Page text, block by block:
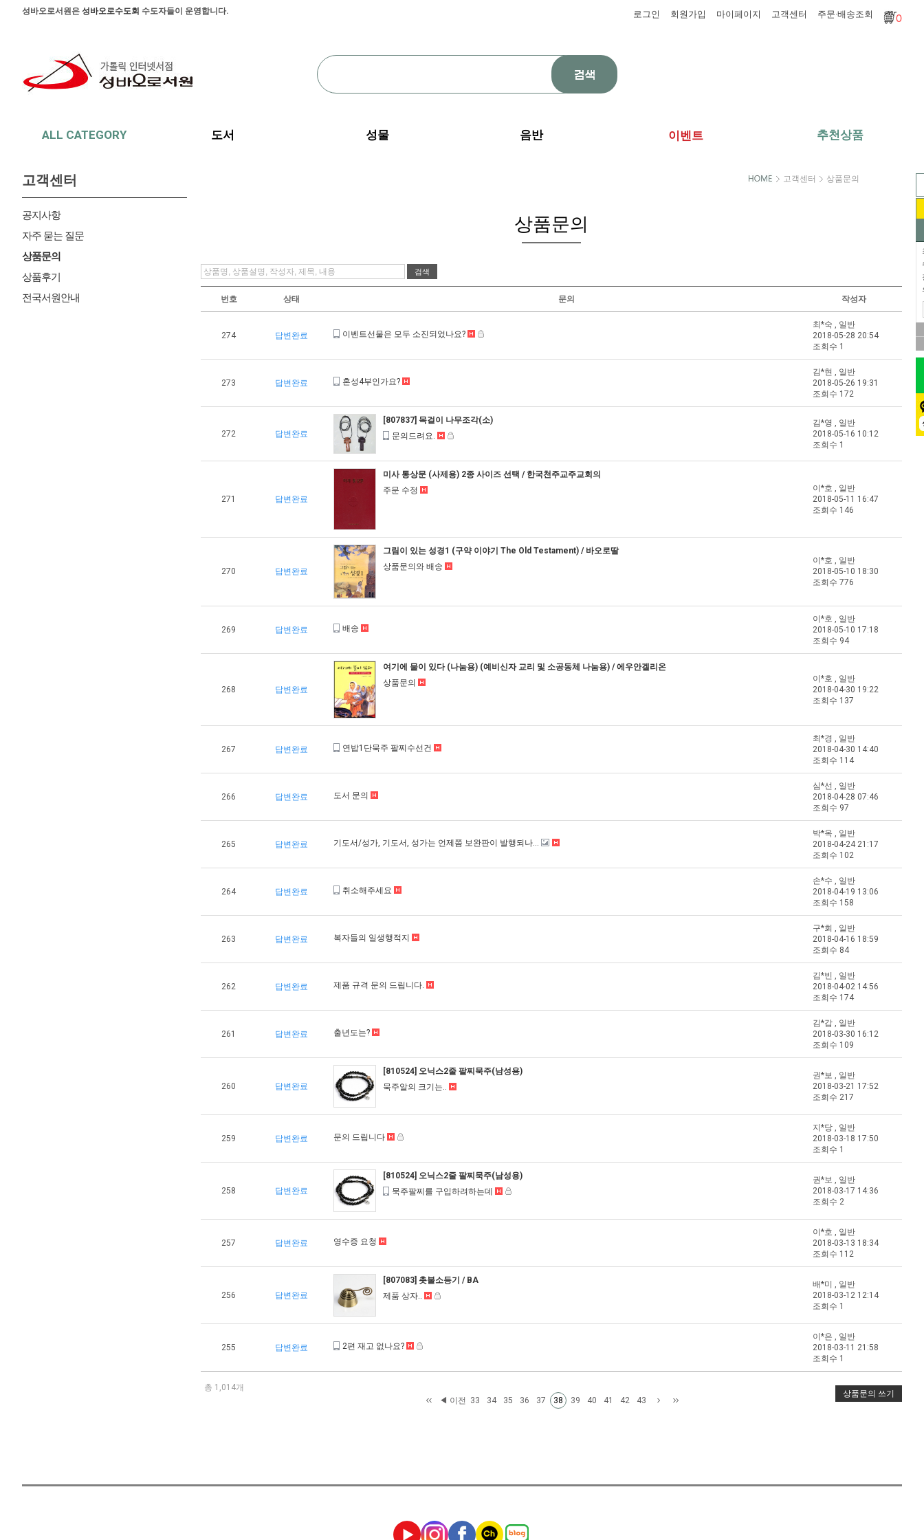
본문 바로가기
주메뉴 바로가기
사이드메뉴 바로가기
성바오로서원은 성바오로수도회 수도자들이 운영합니다. 로그인 회원가입 마이페이지 고객센터 주문·배송조회 0
ALL CATEGORY 도서 성물 음반 이벤트 추천상품
고객센터
공지사항
자주 묻는 질문
상품문의
상품후기
전국서원안내
고객센터 상품문의
상품문의
번호 상태 문의 작성자
274 답변완료 이벤트선물은 모두 소진되었나요?
최*숙 , 일반
2018-05-28 20:54
조회수 1
273 답변완료 혼성4부인가요?
김*현 , 일반
2018-05-26 19:31
조회수 172
272 답변완료
[807837] 목걸이 나무조각(소)
문의드려요.
김*영 , 일반
2018-05-16 10:12
조회수 1
271 답변완료
미사 통상문 (사제용) 2종 사이즈 선택 / 한국천주교주교회의
주문 수정
이*호 , 일반
2018-05-11 16:47
조회수 146
270 답변완료
그림이 있는 성경1 (구약 이야기 The Old Testament) / 바오로딸
상품문의와 배송
이*호 , 일반
2018-05-10 18:30
조회수 776
269 답변완료 배송
이*호 , 일반
2018-05-10 17:18
조회수 94
268 답변완료
여기에 물이 있다 (나눔용) (예비신자 교리 및 소공동체 나눔용) / 에우안겔리온
상품문의
이*호 , 일반
2018-04-30 19:22
조회수 137
267 답변완료 연밥1단묵주 팔찌수선건
최*경 , 일반
2018-04-30 14:40
조회수 114
266 답변완료 도서 문의
심*선 , 일반
2018-04-28 07:46
조회수 97
265 답변완료 기도서/성가, 기도서, 성가는 언제쯤 보완판이 발행되나...
박*옥 , 일반
2018-04-24 21:17
조회수 102
264 답변완료 취소해주세요
손*수 , 일반
2018-04-19 13:06
조회수 158
263 답변완료 복자들의 일생행적지
구*회 , 일반
2018-04-16 18:59
조회수 84
262 답변완료 제품 규격 문의 드립니다.
김*빈 , 일반
2018-04-02 14:56
조회수 174
261 답변완료 출년도는?
김*갑 , 일반
2018-03-30 16:12
조회수 109
260 답변완료
[810524] 오닉스2줄 팔찌묵주(남성용)
묵주알의 크기는..
권*보 , 일반
2018-03-21 17:52
조회수 217
259 답변완료 문의 드립니다
지*당 , 일반
2018-03-18 17:50
조회수 1
258 답변완료
[810524] 오닉스2줄 팔찌묵주(남성용)
묵주팔찌를 구입하려하는데
권*보 , 일반
2018-03-17 14:36
조회수 2
257 답변완료 영수증 요청
이*호 , 일반
2018-03-13 18:34
조회수 112
256 답변완료
[807083] 촛불소등기 / BA
제품 상자..
배*미 , 일반
2018-03-12 12:14
조회수 1
255 답변완료 2편 재고 없나요?
이*은 , 일반
2018-03-11 21:58
조회수 1
총 1,014개
◀ 이전
33 34 35 36 37 38 39 40 41 42 43